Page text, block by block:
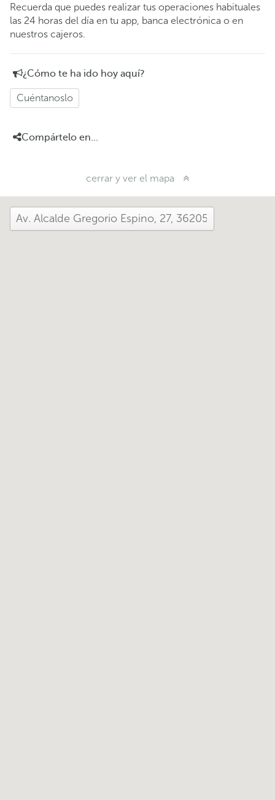
Recuerda que puedes realizar tus operaciones habituales
las 24 horas del día en tu app, banca electrónica o en
nuestros cajeros.
¿Cómo te ha ido hoy aquí?
Cuéntanoslo
Compártelo en...
cerrar y ver el mapa